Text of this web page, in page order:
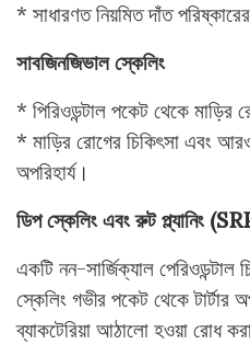
* সাধারণত নিয়মিত দাঁত
সাবজিনজিভাল স্কেলিং
* পিরিওডন্টাল পকেট থেকে মাড়ির
* মাড়ির রোগের চিকিৎসা এবং
অপরিহার্য।
ডিপ স্কেলিং এবং রুট প্ল্যানিং
একটি নন-সার্জিক্যাল পেরিওডন্টাল
স্কেলিং গভীর পকেট থেকে টার্টার
ব্যাকটেরিয়া আঠালো হওয়া রোধ